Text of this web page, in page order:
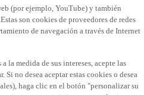
(por ejemplo, YouTube) y también
son cookies de proveedores de redes
de navegación a través de Internet
la medida de sus intereses, acepte las
no desea aceptar estas cookies o desea
haga clic en el botón "personalizar su